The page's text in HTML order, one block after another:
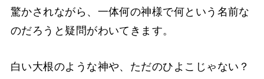
驚かされながら、一体何の神様で何という名前な
のだろうと疑問がわいてきます。
白い大根のような神や、ただのひよこじゃない？